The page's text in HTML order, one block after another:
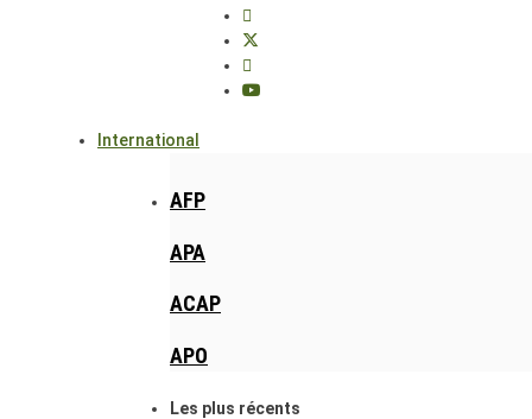
International
AFP
APA
ACAP
APO
Les plus récents